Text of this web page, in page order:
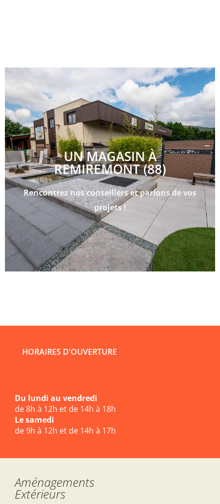
UN MAGASIN À
REMIREMONT (88)
Rencontrez nos conseillers et parlons de vos
projets !
HORAIRES D'OUVERTURE
Du lundi au vendredi
de 8h à 12h et de 14h à 18h
Le samedi
de 9h à 12h et de 14h à 17h
Aménagements
Extérieurs